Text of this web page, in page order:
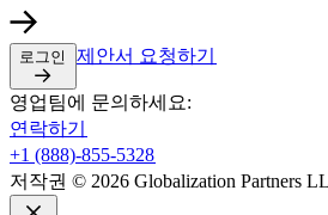
로그인​​ 제안서 요청하기​​
영업팀에 문의하세요:​​
연락하기​​
+1 (888)-855-5328​​
저작권 © 2026 Globalization Partners